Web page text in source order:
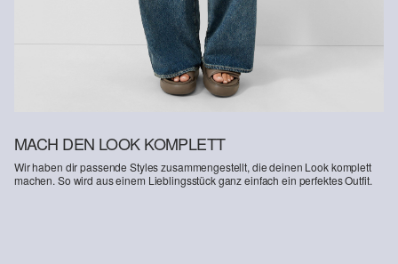
MACH DEN LOOK KOMPLETT
Wir haben dir passende Styles zusammengestellt, die deinen Look komplett
machen. So wird aus einem Lieblingsstück ganz einfach ein perfektes Outfit.